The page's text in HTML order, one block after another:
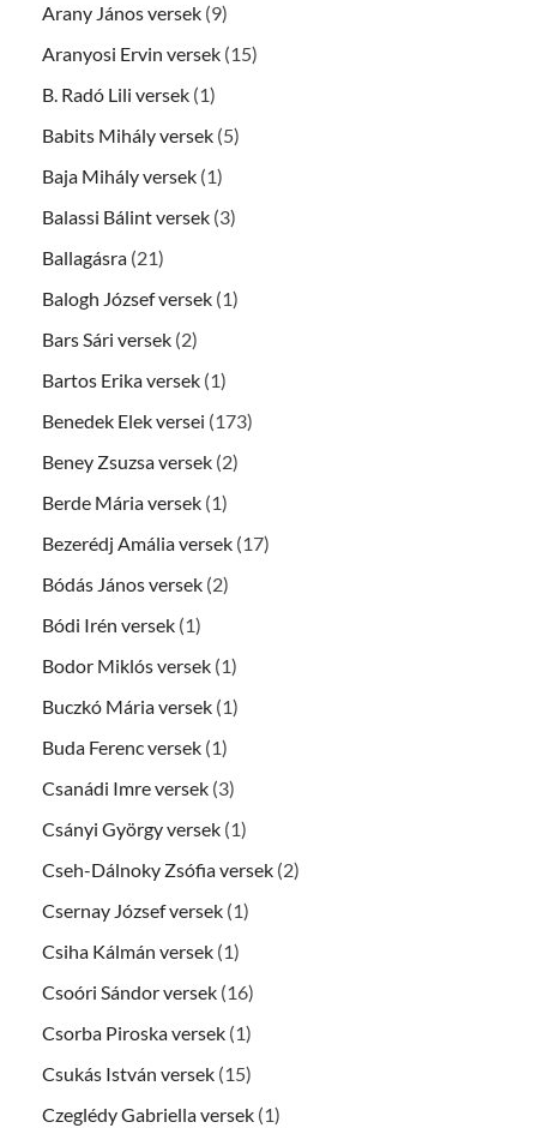
Arany János versek (9)
Aranyosi Ervin versek (15)
B. Radó Lili versek (1)
Babits Mihály versek (5)
Baja Mihály versek (1)
Balassi Bálint versek (3)
Ballagásra (21)
Balogh József versek (1)
Bars Sári versek (2)
Bartos Erika versek (1)
Benedek Elek versei (173)
Beney Zsuzsa versek (2)
Berde Mária versek (1)
Bezerédj Amália versek (17)
Bódás János versek (2)
Bódi Irén versek (1)
Bodor Miklós versek (1)
Buczkó Mária versek (1)
Buda Ferenc versek (1)
Csanádi Imre versek (3)
Csányi György versek (1)
Cseh-Dálnoky Zsófia versek (2)
Csernay József versek (1)
Csiha Kálmán versek (1)
Csoóri Sándor versek (16)
Csorba Piroska versek (1)
Csukás István versek (15)
Czeglédy Gabriella versek (1)